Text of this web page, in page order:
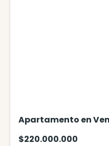
Apartamento en
$220.000.000